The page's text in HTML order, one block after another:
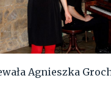
Agnieszka